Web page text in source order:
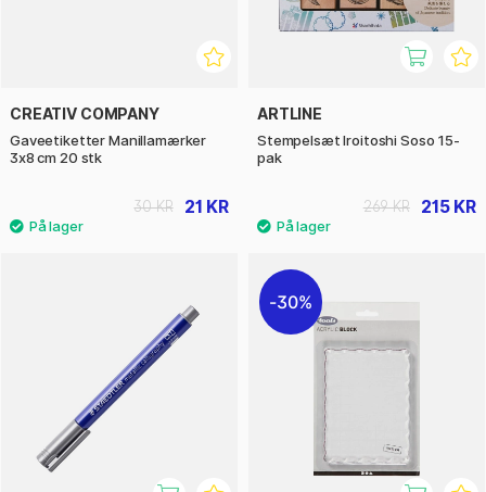
CREATIV COMPANY
Gaveetiketter Manillamærker
3x8 cm 20 stk
21 KR
30 KR
ARTLINE
Stempelsæt Iroitoshi Soso 15-
pak
215 KR
269 KR
30%